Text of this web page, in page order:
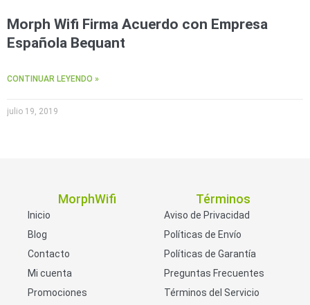
Morph Wifi Firma Acuerdo con Empresa
Española Bequant
CONTINUAR LEYENDO »
julio 19, 2019
MorphWifi
Inicio
Blog
Contacto
Mi cuenta
Promociones
Términos
Aviso de Privacidad
Políticas de Envío
Políticas de Garantía
Preguntas Frecuentes
Términos del Servicio